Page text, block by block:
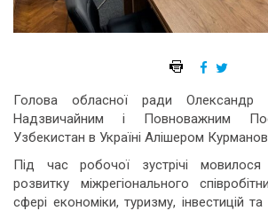
Голова обласної ради Олександр
Надзвичайним і Повноважним
Узбекистан в Україні Алішером
Під час робочої зустрічі
розвитку міжрегіонального
сфері економіки, туризму, інвестицій та